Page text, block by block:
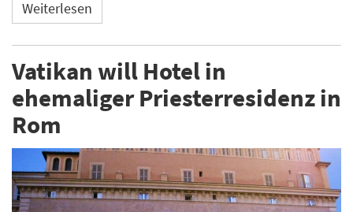
Weiterlesen
Vatikan will Hotel in
ehemaliger Priesterresidenz in
Rom